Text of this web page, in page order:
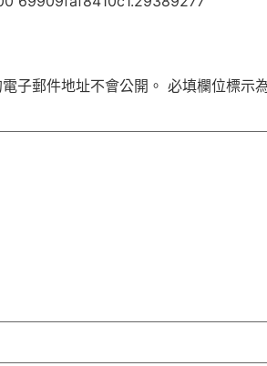
子郵件地址不會公開。 必填欄位標示